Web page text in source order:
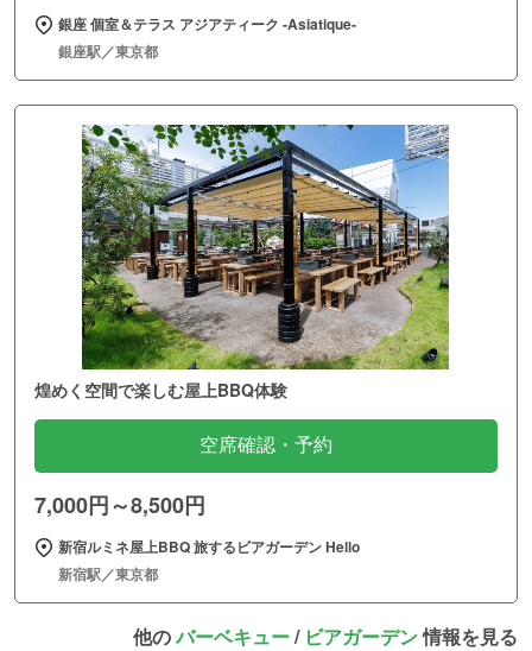
銀座 個室＆テラス アジアティーク ‐Asiatique‐
銀座駅／東京都
煌めく空間で楽しむ屋上BBQ体験
空席確認・予約
7,000円～8,500円
新宿ルミネ屋上BBQ 旅するビアガーデン Hello
新宿駅／東京都
他のバーベキュー/ ビアガーデン情報を見る